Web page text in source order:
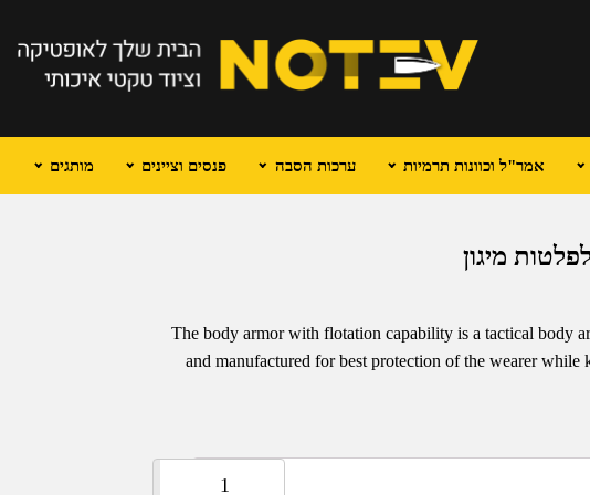
אמר"ל וכוונות תרמיות ערכות הסבה פנסים וציינים מותגים
The body armor with flotation capability is a tactical body
and manufactured for best protection of the wearer